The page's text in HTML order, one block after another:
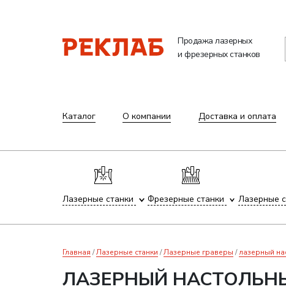
Продажа лазерных
и фрезерных станков
Каталог О компании Доставка и оплата
Лазерные станки Фрезерные станки Лазерные
Главная Лазерные станки Лазерные граверы лазерный
ЛАЗЕРНЫЙ